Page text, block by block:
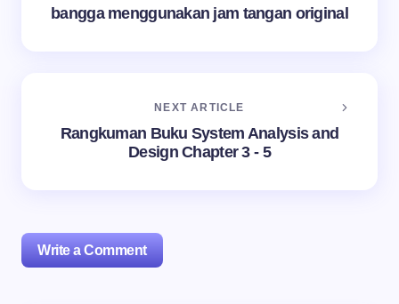
bangga menggunakan jam tangan original
NEXT ARTICLE
Rangkuman Buku System Analysis and
Design Chapter 3 - 5
Write a Comment